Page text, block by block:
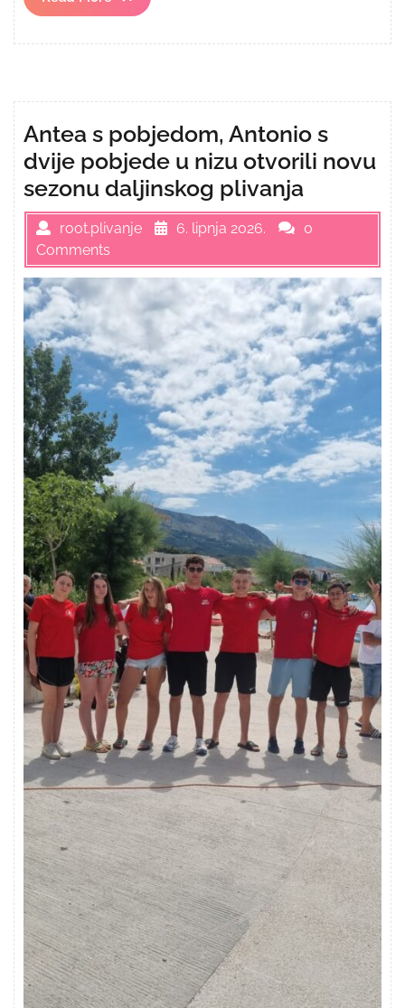
More
Antea s pobjedom, Antonio s
dvije pobjede u nizu otvorili novu
sezonu daljinskog plivanja
root.plivanje 6. lipnja 2026.
0
Comments